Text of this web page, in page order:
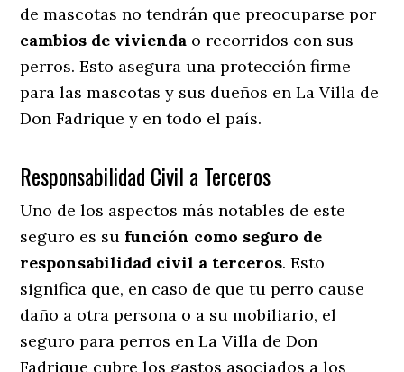
de mascotas no tendrán que preocuparse por
cambios de vivienda o recorridos con sus
perros. Esto asegura una protección firme
para las mascotas y sus dueños en La Villa de
Don Fadrique y en todo el país.
Responsabilidad Civil a Terceros
Uno de los aspectos más notables de este
seguro es su función como seguro de
responsabilidad civil a terceros. Esto
significa que, en caso de que tu perro cause
daño a otra persona o a su mobiliario, el
seguro para perros en La Villa de Don
Fadrique cubre los gastos asociados a los